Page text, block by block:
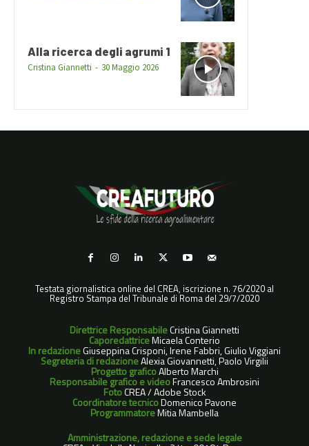
Alla ricerca degli agrumi 1
Cristina Giannetti - 30 Maggio 2026
Testata giornalistica online del CREA, iscrizione n. 76/2020 al
Registro Stampa del Tribunale di Roma del 29/7/2020
Direttrice ResponsabileCristina Giannetti
CaporedattriceMicaela Conterio
In redazioneGiuseppina Crisponi, Irene Fabbri, Giulio Viggiani
Segreteria di redazioneAlexia Giovannetti, Paolo Virgilii
Progetto graficoAlberto Marchi
Responsabile grafico e videoFrancesco Ambrosini
FotoCREA / Adobe Stock
Coordinatore tecnicoDomenico Pavone
ProgrammatoreMitia Mambella
Amministrazione, redazione e sede legale